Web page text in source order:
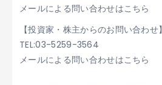
メールによる問い合わせはこちら
【投資家・株主からのお問い合わせ】
TEL:03-5259-3564
メールによる問い合わせはこちら